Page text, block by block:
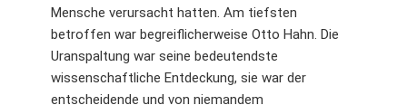
Mensche verursacht hatten. Am tiefsten
betroffen war begreiflicherweise Otto Hahn. Die
Uranspaltung war seine bedeutendste
wissenschaftliche Entdeckung, sie war der
entscheidende und von niemandem